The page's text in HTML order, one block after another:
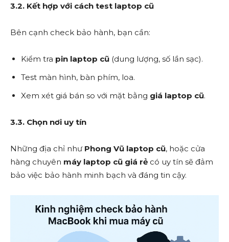
3.2. Kết hợp với cách test laptop cũ
Bên cạnh check bảo hành, bạn cần:
Kiểm tra pin laptop cũ (dung lượng, số lần sạc).
Test màn hình, bàn phím, loa.
Xem xét giá bán so với mặt bằng giá laptop cũ.
3.3. Chọn nơi uy tín
Những địa chỉ như Phong Vũ laptop cũ, hoặc cửa
hàng chuyên máy laptop cũ giá rẻ có uy tín sẽ đảm
bảo việc bảo hành minh bạch và đáng tin cậy.